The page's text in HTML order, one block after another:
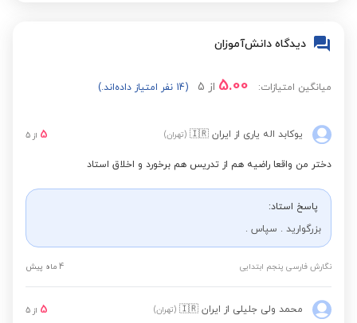
دیدگاه دانش‌آموزان
میانگین امتیازات: 5.00 از 5 (14 نفر امتیاز داده‌اند.)
یوکابد اله یاری از ایران 🇮🇷 (تهران) 5 از 5
دختر من واقعا راضیه هم از تدریس هم برخورد و اخلاق استاد
پاسخ استاد:
بزرگوارید . سپاس .
نگارش فارسی پنجم ابتدایی 4 ماه پیش
محمد ولی جلیلی از ایران 🇮🇷 (تهران) 5 از 5